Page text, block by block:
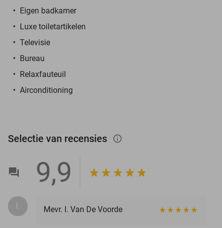
Eigen badkamer
Luxe toiletartikelen
Televisie
Bureau
Relaxfauteuil
Airconditioning
Selectie van recensies info_outlined
9,9
I. Mevr. I. Van De Voorde